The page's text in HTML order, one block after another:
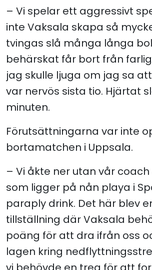
– Vi spelar ett aggressivt
inte Vaksala skapa så
tvingas slå många långa
behärskat får bort från
jag skulle ljuga om jag sa
var nervös sista tio. Hjärtat
minuten.
Förutsättningarna var inte
bortamatchen i Uppsala.
– Vi åkte ner utan vår
som ligger på nån playa i
paraply drink. Det här blev
tillställning där Vaksala
poäng för att dra ifrån oss
lagen kring